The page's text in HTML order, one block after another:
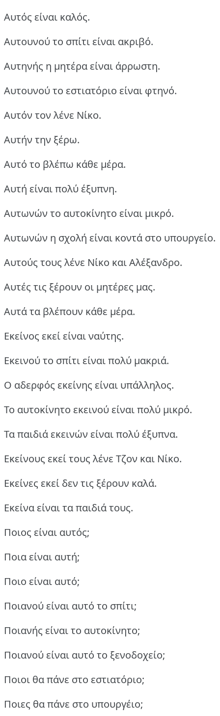
Αυτός είναι καλός.
Αυτουνού το σπίτι είναι ακριβό.
Αυτηνής η μητέρα είναι άρρωστη.
Αυτουνού το εστιατόριο είναι φτηνό.
Αυτόν τον λένε Νίκο.
Αυτήν την ξέρω.
Αυτό το βλέπω κάθε μέρα.
Αυτή είναι πολύ έξυπνη.
Αυτωνών το αυτοκίνητο είναι μικρό.
Αυτωνών η σχολή είναι κοντά στο υπουργείο.
Αυτούς τους λένε Νίκο και Αλέξανδρο.
Αυτές τις ξέρουν οι μητέρες μας.
Αυτά τα βλέπουν κάθε μέρα.
Εκείνος εκεί είναι ναύτης.
Εκεινού το σπίτι είναι πολύ μακριά.
Ο αδερφός εκείνης είναι υπάλληλος.
Το αυτοκίνητο εκεινού είναι πολύ μικρό.
Τα παιδιά εκεινών είναι πολύ έξυπνα.
Εκείνους εκεί τους λένε Τζον και Νίκο.
Εκείνες εκεί δεν τις ξέρουν καλά.
Εκείνα είναι τα παιδιά τους.
Ποιος είναι αυτός;
Ποια είναι αυτή;
Ποιο είναι αυτό;
Ποιανού είναι αυτό το σπίτι;
Ποιανής είναι το αυτοκίνητο;
Ποιανού είναι αυτό το ξενοδοχείο;
Ποιοι θα πάνε στο εστιατόριο;
Ποιες θα πάνε στο υπουργέιο;